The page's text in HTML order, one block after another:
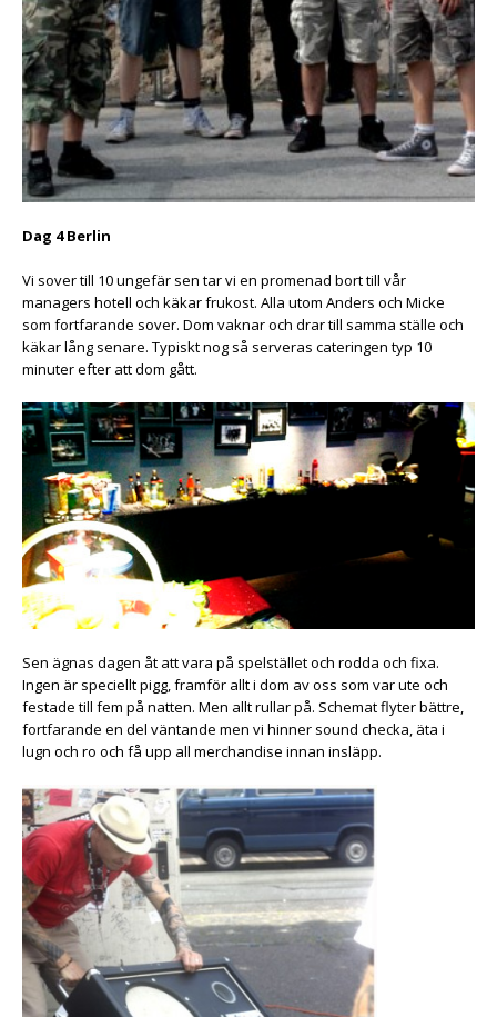
Dag 4 Berlin
Vi sover till 10 ungefär sen tar vi en promenad bort till vår
managers hotell och käkar frukost. Alla utom Anders och Micke
som fortfarande sover. Dom vaknar och drar till samma ställe och
käkar lång senare. Typiskt nog så serveras cateringen typ 10
minuter efter att dom gått.
Sen ägnas dagen åt att vara på spelstället och rodda och fixa.
Ingen är speciellt pigg, framför allt i dom av oss som var ute och
festade till fem på natten. Men allt rullar på. Schemat flyter bättre,
fortfarande en del väntande men vi hinner sound checka, äta i
lugn och ro och få upp all merchandise innan insläpp.